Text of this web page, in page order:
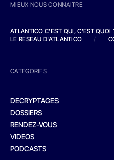
MIEUX NOUS CONNAITRE
ATLANTICO C'EST QUI, C'EST QUOI
LE RESEAU D'ATLANTICO
/
CATEGORIES
DECRYPTAGES
DOSSIERS
RENDEZ-VOUS
VIDEOS
PODCASTS